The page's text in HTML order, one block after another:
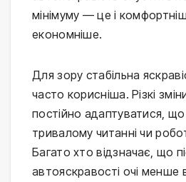
мінімуму — це і
економніше.
Для зору стабільна
часто корисніша. Різкі
постійно адаптуватися,
тривалому читанні чи
Багато хто відзначає, що
автояскравості очі